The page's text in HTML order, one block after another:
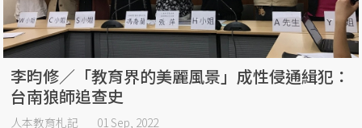
李昀修／「教育界的美麗風景」成性侵通緝犯：
台南狼師追查史
人本教育札記 01 Sep, 2022